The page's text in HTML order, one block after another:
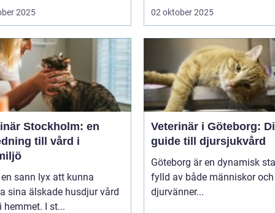
2025 02 oktober 2025
Stockholm: en
till vård i
sann lyx att kunna
sina älskade husdjur vård
hemmet. I st...
Veterinär i Göteborg:
guide till djursjukvård
Göteborg är en dynamisk
fylld av både människor
djurvänner...